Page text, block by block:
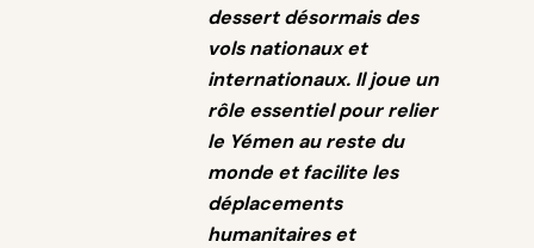
dessert désormais des
vols nationaux et
internationaux. Il joue un
rôle essentiel pour relier
le Yémen au reste du
monde et facilite les
déplacements
humanitaires et